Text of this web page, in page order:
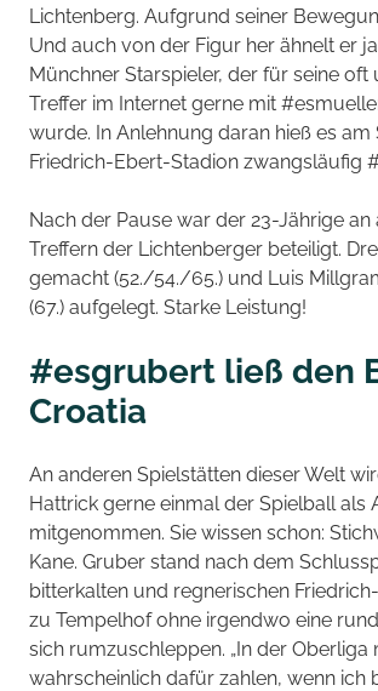
Lichtenberg. Aufgrund seiner
Und auch von der Figur her ähnelt er
Münchner Starspieler, der für seine
Treffer im Internet gerne mit
wurde. In Anlehnung daran hieß es am
Friedrich-Ebert-Stadion zwangsläufig
Nach der Pause war der 23-Jährige an
Treffern der Lichtenberger beteiligt.
gemacht (52./54./65.) und Luis
(67.) aufgelegt. Starke Leistung!
#esgrubert ließ den
Croatia
An anderen Spielstätten dieser Welt
Hattrick gerne einmal der Spielball als
mitgenommen. Sie wissen schon:
Kane. Gruber stand nach dem
bitterkalten und regnerischen
zu Tempelhof ohne irgendwo eine
sich rumzuschleppen. „In der Oberliga
wahrscheinlich dafür zahlen, wenn ich